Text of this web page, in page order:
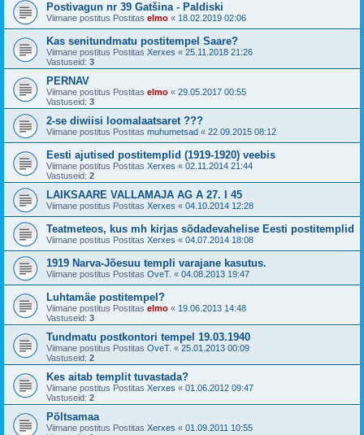
Postivagun nr 39 Gatšina - Paldiski
Viimane postitus Postitas elmo « 18.02.2019 02:06
Kas senitundmatu postitempel Saare?
Viimane postitus Postitas Xerxes « 25.11.2018 21:26
Vastuseid: 3
PERNAV
Viimane postitus Postitas elmo « 29.05.2017 00:55
Vastuseid: 3
2-se diwiisi loomalaatsaret ???
Viimane postitus Postitas muhumetsad « 22.09.2015 08:12
Eesti ajutised postitemplid (1919-1920) veebis
Viimane postitus Postitas Xerxes « 02.11.2014 21:44
Vastuseid: 2
LAIKSAARE VALLAMAJA AG A 27. I 45
Viimane postitus Postitas Xerxes « 04.10.2014 12:28
Teatmeteos, kus mh kirjas sõdadevahelise Eesti postitemplid
Viimane postitus Postitas Xerxes « 04.07.2014 18:08
1919 Narva-Jõesuu templi varajane kasutus.
Viimane postitus Postitas OveT. « 04.08.2013 19:47
Luhtamäe postitempel?
Viimane postitus Postitas elmo « 19.06.2013 14:48
Vastuseid: 3
Tundmatu postkontori tempel 19.03.1940
Viimane postitus Postitas OveT. « 25.01.2013 00:09
Vastuseid: 2
Kes aitab templit tuvastada?
Viimane postitus Postitas Xerxes « 01.06.2012 09:47
Vastuseid: 2
Põltsamaa
Viimane postitus Postitas Xerxes « 01.09.2011 10:55